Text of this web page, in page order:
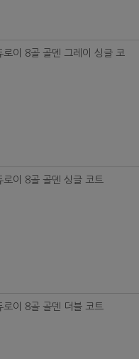
이 8골 골덴 그레이 싱글 코
이 8골 골덴 싱글 코트
이 8골 골덴 더블 코트